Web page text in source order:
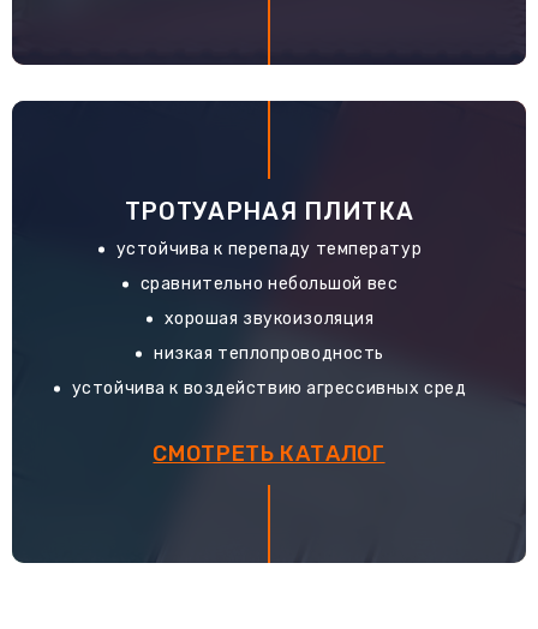
ТРОТУАРНАЯ ПЛИТКА
устойчива к перепаду температур
сравнительно небольшой вес
хорошая звукоизоляция
низкая теплопроводность
устойчива к воздействию агрессивных сред
СМОТРЕТЬ КАТАЛОГ